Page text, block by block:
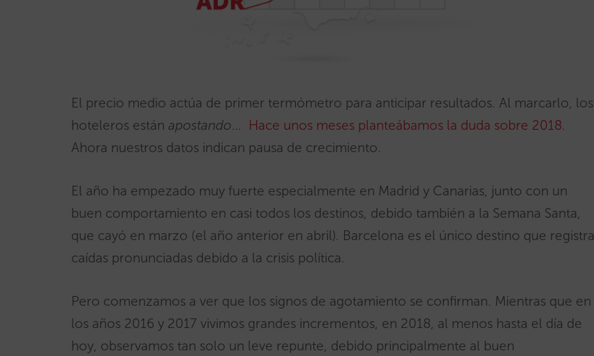
El precio medio actúa de primer termómetro para anticipar resultados. Al marcarlo, los
hoteleros están apostando… Hace unos meses planteábamos la duda sobre 2018.
Ahora nuestros datos indican pausa de crecimiento.
El año ha empezado muy fuerte especialmente en Madrid y Canarias, junto con un
buen comportamiento en casi todos los destinos, debido también a la Semana Santa,
que cayó en marzo (el año anterior en abril). Barcelona es el único destino que registra
caídas pronunciadas debido a la crisis política.
Pero comenzamos a ver que los signos de agotamiento se confirman. Mientras que en
los años 2016 y 2017 vivimos grandes incrementos, en 2018, al menos hasta el día de
hoy, observamos tan solo un leve repunte, debido principalmente al buen